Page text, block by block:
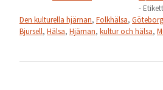
-
Den kulturella hjärnan, Folkhälsa,
Bjursell, Hälsa, Hjärnan, kultur och hälsa,